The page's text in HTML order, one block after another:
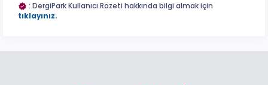
: DergiPark Kullanıcı Rozeti hakkında bilgi almak için
tıklayınız.